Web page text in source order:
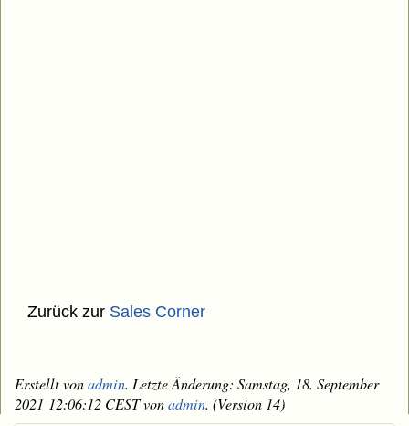
Zurück zur Sales Corner
Erstellt vonadmin. Letzte Änderung: Samstag, 18. September
2021 12:06:12 CEST vonadmin. (Version 14)